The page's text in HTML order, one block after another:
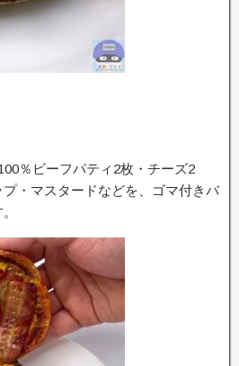
％ビーフパティ2枚・チーズ2
・マスタードなどを、ゴマ付きバ